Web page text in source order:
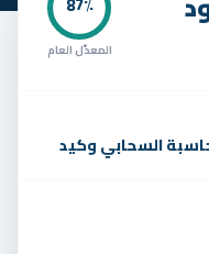
المعدّل العام
السحابي وكيد